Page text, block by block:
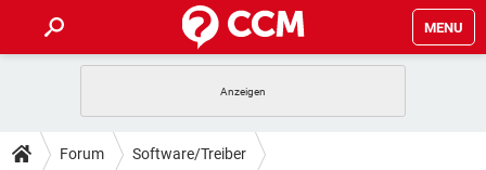
MENU
ANDROID IOS
TIPPS & TRICKS
Forum Software/Treiber